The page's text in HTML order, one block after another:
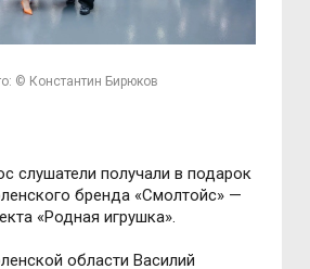
© Константин Бирюков
слушатели получали в подарок
бренда «Смолтойс» —
«Родная игрушка».
области Василий